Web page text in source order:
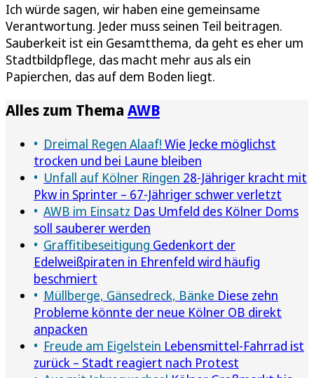
Ich würde sagen, wir haben eine gemeinsame
Verantwortung. Jeder muss seinen Teil beitragen.
Sauberkeit ist ein Gesamtthema, da geht es eher um
Stadtbildpflege, das macht mehr aus als ein
Papierchen, das auf dem Boden liegt.
Alles zum Thema AWB
Dreimal Regen Alaaf! Wie Jecke möglichst
trocken und bei Laune bleiben
Unfall auf Kölner Ringen 28-Jähriger kracht mit
Pkw in Sprinter – 67-Jähriger schwer verletzt
AWB im Einsatz Das Umfeld des Kölner Doms
soll sauberer werden
Graffitibeseitigung Gedenkort der
Edelweißpiraten in Ehrenfeld wird häufig
beschmiert
Müllberge, Gänsedreck, Bänke Diese zehn
Probleme könnte der neue Kölner OB direkt
anpacken
Freude am Eigelstein Lebensmittel-Fahrrad ist
zurück – Stadt reagiert nach Protest